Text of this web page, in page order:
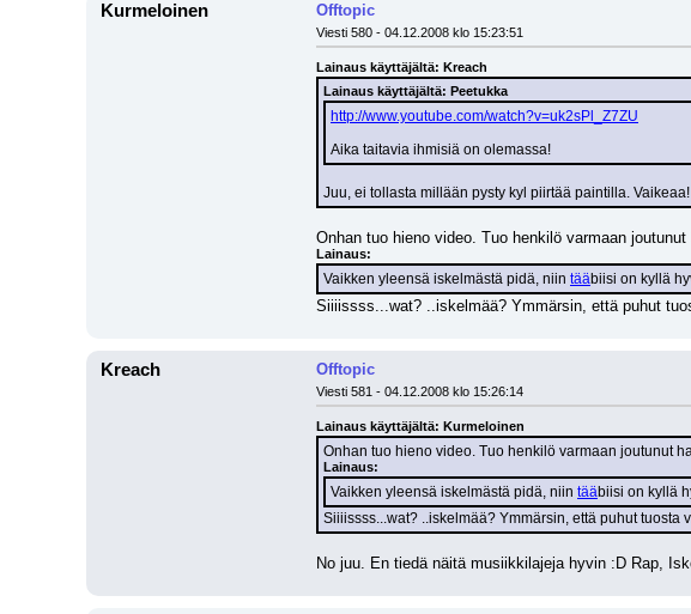
Kurmeloinen Offtopic
Viesti 580 - 04.12.2008 klo 15:23:51
Lainaus käyttäjältä: Kreach
Lainaus käyttäjältä: Peetukka
http://www.youtube.com/watch?v=uk2sPl_Z7ZU
Aika taitavia ihmisiä on olemassa!
Juu, ei tollasta millään pysty kyl piirtää paintilla. Vaikeaa!
Onhan tuo hieno video. Tuo henkilö varmaan
Lainaus:
Vaikken yleensä iskelmästä pidä, niin tääbiisi on kyllä
Siiiissss...wat? ..iskelmää? Ymmärsin, että puhut
Kreach Offtopic
Viesti 581 - 04.12.2008 klo 15:26:14
Lainaus käyttäjältä: Kurmeloinen
Onhan tuo hieno video. Tuo henkilö varmaan joutunut
Lainaus:
Vaikken yleensä iskelmästä pidä, niin tääbiisi on kyllä
Siiiissss...wat? ..iskelmää? Ymmärsin, että puhut
No juu. En tiedä näitä musiikkilajeja hyvin :D Rap,